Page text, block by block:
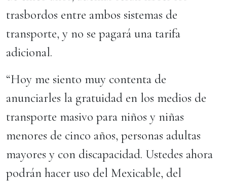
trasbordos entre ambos sistemas de
transporte, y no se pagará una tarifa
adicional.
“Hoy me siento muy contenta de
anunciarles la gratuidad en los medios de
transporte masivo para niños y niñas
menores de cinco años, personas adultas
mayores y con discapacidad. Ustedes ahora
podrán hacer uso del Mexicable, del